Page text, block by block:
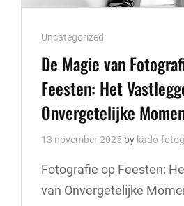
Cat
Links
Uncategorized
De Magie van
Feesten: Het
Onvergetelijke
13 november 2025 by kado-
Fotografie op Feesten:
van Onvergetelijke